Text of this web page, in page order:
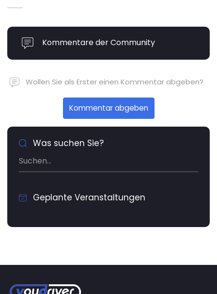
Kommentare der Community
Wollen Sie als Erster einen Kommentar abgeben?
Kommentar abgeben
Was suchen Sie?
Geplante Veranstaltungen